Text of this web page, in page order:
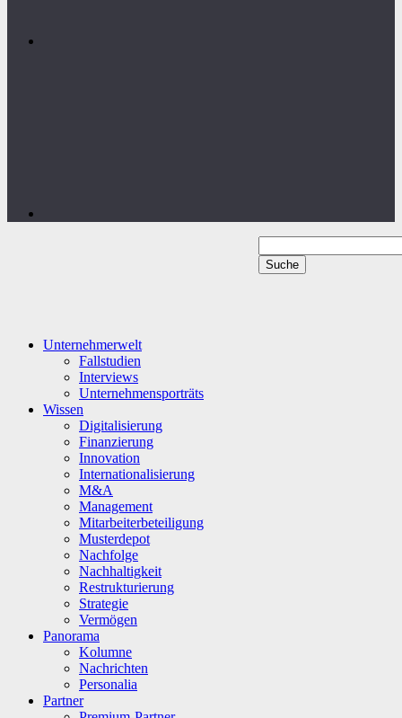
Unternehmerwelt
Fallstudien
Interviews
Unternehmensporträts
Wissen
Digitalisierung
Finanzierung
Innovation
Internationalisierung
M&A
Management
Mitarbeiterbeteiligung
Musterdepot
Nachfolge
Nachhaltigkeit
Restrukturierung
Strategie
Vermögen
Panorama
Kolumne
Nachrichten
Personalia
Partner